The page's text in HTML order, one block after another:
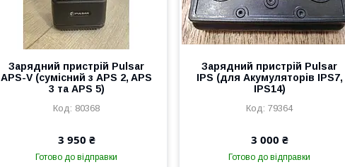
Зарядний пристрій Pulsar
APS-V (сумісний з APS 2, APS
3 та APS 5)
80368
3 950 ₴
Готово до відправки
Зарядний пристрій Pulsar
IPS (для Акумуляторів IPS7,
IPS14)
79364
3 000 ₴
Готово до відправки